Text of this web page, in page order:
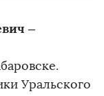
–
Уральского